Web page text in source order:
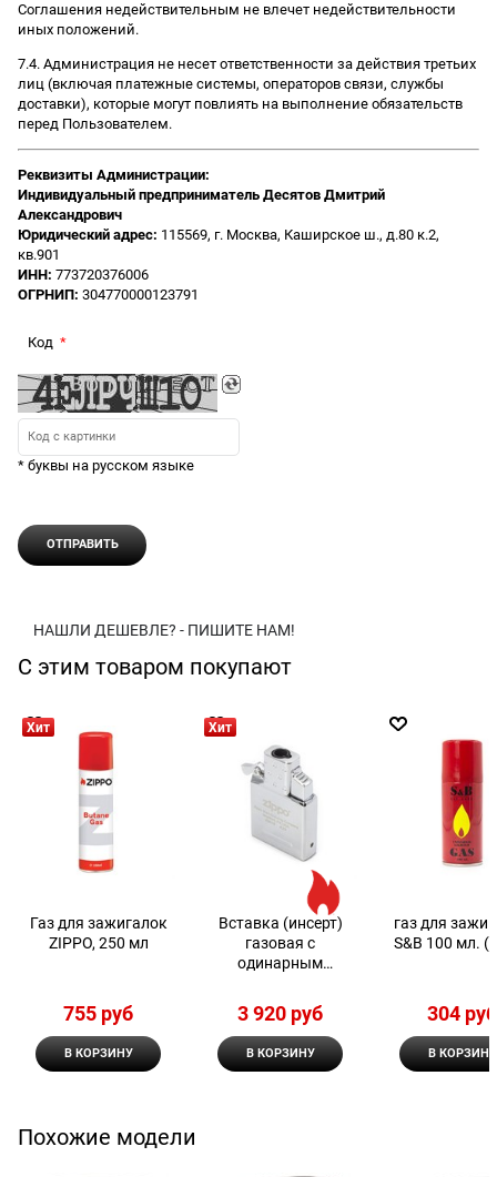
Соглашения недействительным не влечет недействительности
иных положений.
7.4. Администрация не несет ответственности за действия третьих
лиц (включая платежные системы, операторов связи, службы
доставки), которые могут повлиять на выполнение обязательств
перед Пользователем.
Реквизиты Администрации:
Индивидуальный предприниматель Десятов Дмитрий
Александрович
Юридический адрес: 115569, г. Москва, Каширское ш., д.80 к.2,
кв.901
ИНН: 773720376006
ОГРНИП: 304770000123791
Код
* буквы на русском языке
НАШЛИ ДЕШЕВЛЕ? - ПИШИТЕ НАМ!
С этим товаром покупают
Хит
Газ для зажигалок
ZIPPO, 250 мл
755 руб
В КОРЗИНУ
Хит
Вставка (инсерт)
газовая с
одинарным
широкой зажигалки
Zippo
3 920 руб
В КОРЗИНУ
газ для
S&B 100 мл.
304 руб
В КОРЗИНУ
Похожие модели